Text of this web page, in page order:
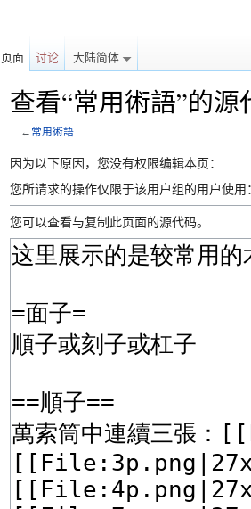
查看“常用術語”的源
← 常用術語
因为以下原因，您没有权限编辑本页：
您所请求的操作仅限于该用户组的用户使用
您可以查看与复制此页面的源代码。
页面 讨论 大陆简体